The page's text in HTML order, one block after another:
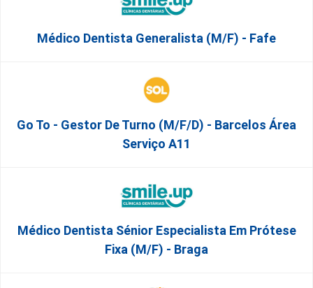
Médico Dentista Generalista (M/F) - Fafe
Go To - Gestor De Turno (m/f/d) - Barcelos Área
Serviço A11
Médico Dentista Sénior Especialista Em Prótese
Fixa (M/F) - Braga